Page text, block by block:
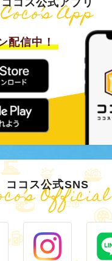
ココス公式アプリ
Coco’s App
配信中！
ココス公式SNS
Official